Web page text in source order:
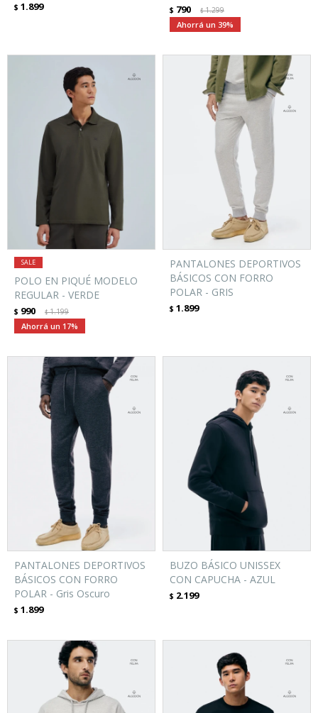
$ 1.899 $ 790 $1.299
39
POLO EN PIQUÉ MODELO
REGULAR - VERDE
$ 990 $1.199
17
PANTALONES DEPORTIVOS
BÁSICOS CON FORRO
POLAR - GRIS
$ 1.899
PANTALONES DEPORTIVOS
BÁSICOS CON FORRO
POLAR - Gris Oscuro
$ 1.899
BUZO BÁSICO UNISSEX
CON CAPUCHA - AZUL
$ 2.199